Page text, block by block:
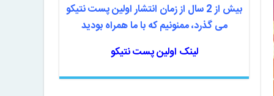
بیش از 2 سال از زمان انتشار اولین پست نتیکو
می گذرد، ممنونیم که با ما همراه بودید
لینک اولین پست نتیکو